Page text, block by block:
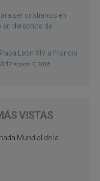
ser cristianos en
en derechos de
León XIV a Francia
agosto 7, 2026
VISTAS
Mundial de la